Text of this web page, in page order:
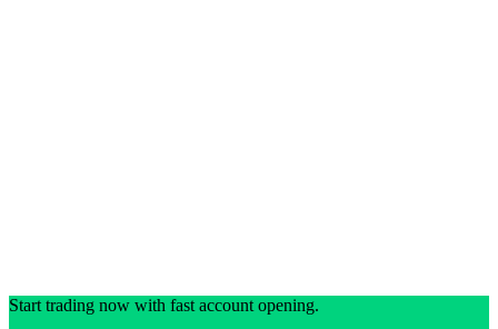
Start trading now with fast account opening.